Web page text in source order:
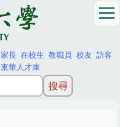
家長 在校生 教職員 校友 訪客
東華人才庫